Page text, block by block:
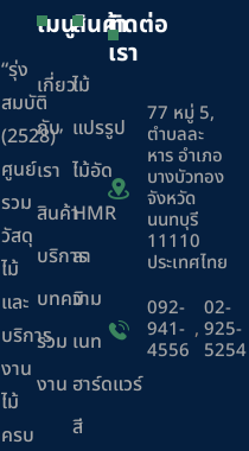
“รุ่ง
สมบัติ
(2528)”
ศูนย์
รวม
วัสดุ
ไม้
และ
บริการ
งาน
ไม้
ครบ
เมนู
เกี่ยว
กับ
เรา
สินค้า
บริการ
บทความ
ร่วม
งาน
สินค้า
ไม้
แปรรูป
ไม้อัด
HMR
ลา
มิ
เนท
ฮาร์ดแวร์
สี
ติดต่อ
เรา
77 หมู่ 5,
ตำบลละ
หาร อำเภอ
บางบัวทอง
จังหวัด
นนทบุรี
11110
ประเทศไทย
092-
941-
4556
,
02-
925-
5254